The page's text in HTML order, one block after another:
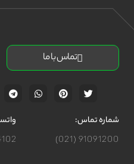
تماس با ما
شماره تماس:
91091200 (021)